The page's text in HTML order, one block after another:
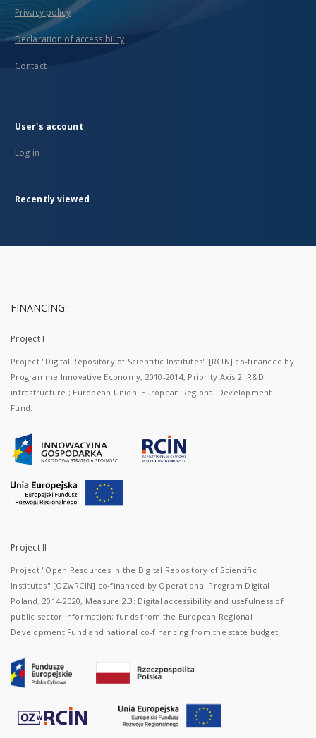
Privacy policy
Declaration of accessibility
Contact
User's account
Log in
Recently viewed
FINANCING:
Project I
Project "Digital Repository of Scientific Institutes" [RCIN] co-financed by
Programme Innovative Economy, 2010-2014, Priority Axis 2. R&D
infrastructure ; European Union. European Regional Development
Fund.
Project II
Project "Open Resources in the Digital Repository of Scientific
Institutes" [OZwRCIN] co-financed by Operational Program Digital
Poland, 2014-2020, Measure 2.3: Digital accessibility and usefulness of
public sector information; funds from the European Regional
Development Fund and national co-financing from the state budget.